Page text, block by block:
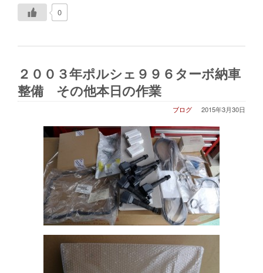
0
２００３年ポルシェ９９６ターボ納車
整備 その他本日の作業
2015年3月30日
ブログ